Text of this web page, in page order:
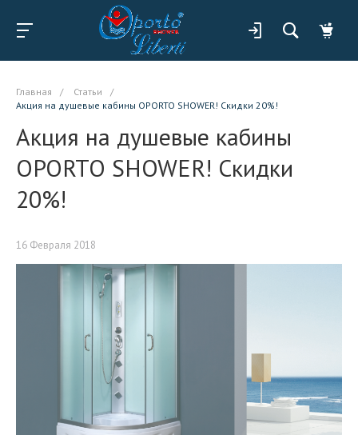
Главная / Статьи
/
Акция на душевые кабины OPORTO SHOWER! Скидки 20%!
Акция на душевые кабины
OPORTO SHOWER! Скидки
20%!
16 Февраля 2018